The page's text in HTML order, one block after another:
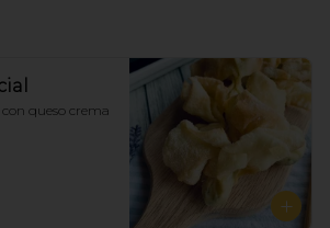
queso crema